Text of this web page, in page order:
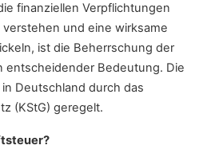
finanziellen Verpflichtungen
und eine wirksame
ist die Beherrschung der
entscheidender Bedeutung. Die
Deutschland durch das
(KStG) geregelt.